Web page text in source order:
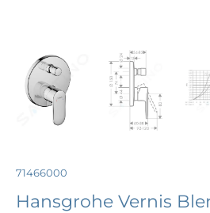
71466000
Hansgrohe Vernis